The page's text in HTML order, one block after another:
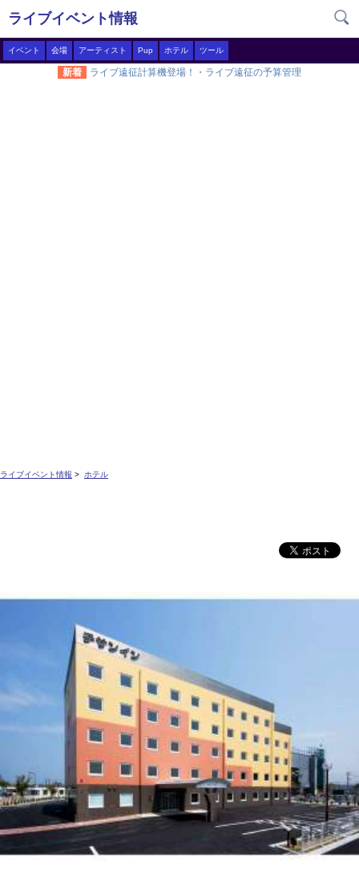
ライブイベント情報
イベント 会場 アーティスト Pup ホテル ツール
新着 ライブ遠征計算機登場！・ライブ遠征の予算管理
ライブイベント情報 > ホテル